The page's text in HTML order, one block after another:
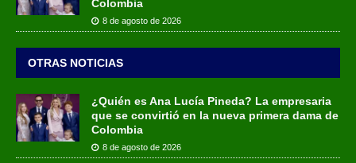
Colombia
8 de agosto de 2026
OTRAS NOTICIAS
¿Quién es Ana Lucía Pineda? La empresaria
que se convirtió en la nueva primera dama de
Colombia
8 de agosto de 2026